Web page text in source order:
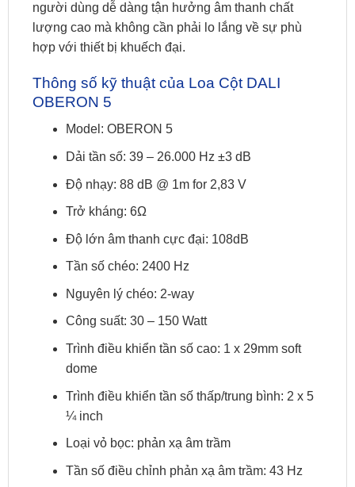
người dùng dễ dàng tận hưởng âm thanh chất
lượng cao mà không cần phải lo lắng về sự phù
hợp với thiết bị khuếch đại.
Thông số kỹ thuật của Loa Cột DALI
OBERON 5
Model: OBERON 5
Dải tần số: 39 – 26.000 Hz ±3 dB
Độ nhạy: 88 dB @ 1m for 2,83 V
Trở kháng: 6Ω
Độ lớn âm thanh cực đại: 108dB
Tần số chéo: 2400 Hz
Nguyên lý chéo: 2-way
Công suất: 30 – 150 Watt
Trình điều khiển tần số cao: 1 x 29mm soft
dome
Trình điều khiển tần số thấp/trung bình: 2 x 5
¼ inch
Loại vỏ bọc: phản xạ âm trầm
Tần số điều chỉnh phản xạ âm trầm: 43 Hz